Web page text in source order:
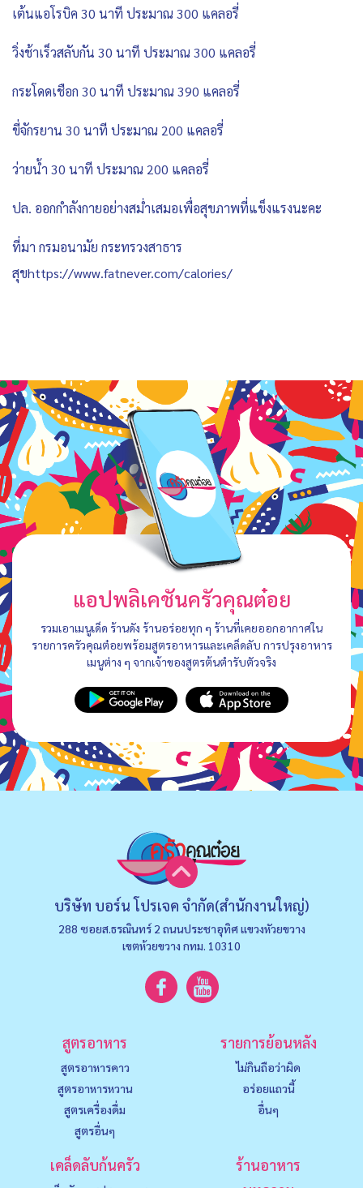
เต้นแอโรบิค 30 นาที ประมาณ 300 แคลอรี่
วิ่งช้าเร็วสลับกัน 30 นาที ประมาณ 300 แคลอรี่
กระโดดเชือก 30 นาที ประมาณ 390 แคลอรี่
ขี่จักรยาน 30 นาที ประมาณ 200 แคลอรี่
ว่ายน้ำ 30 นาที ประมาณ 200 แคลอรี่
ปล. ออกกำลังกายอย่างสม่ำเสมอเพื่อสุขภาพที่แข็งแรงนะคะ
ที่มา กรมอนามัย กระทรวงสาธาร
สุขhttps://www.fatnever.com/calories/
แอปพลิเคชันครัวคุณต๋อย
รวมเอาเมนูเด็ด ร้านดัง ร้านอร่อยทุก ๆ ร้านที่เคยออกอากาศใน
รายการครัวคุณต๋อยพร้อมสูตรอาหารและเคล็ดลับ การปรุงอาหาร
เมนูต่าง ๆ จากเจ้าของสูตรต้นตำรับตัวจริง
บริษัท บอร์น โปรเจค จำกัด(สำนักงานใหญ่)
288 ซอยส.ธรณินทร์ 2 ถนนประชาอุทิศ แขวงหัวยขวาง
เขตห้วยขวาง กทม. 10310
สูตรอาหาร
สูตรอาหารคาว
สูตรอาหารหวาน
สูตรเครื่องดื่ม
สูตรอื่นๆ
รายการย้อนหลัง
ไม่กินถือว่าผิด
อร่อยแถวนี้
อื่นๆ
เคล็ดลับก้นครัว
ร้านอาหาร